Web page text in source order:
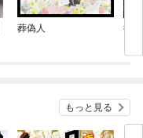
葬偽人
復
中
もっと見る